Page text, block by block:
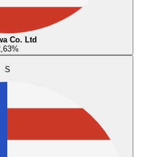
Co. Ltd
%
S